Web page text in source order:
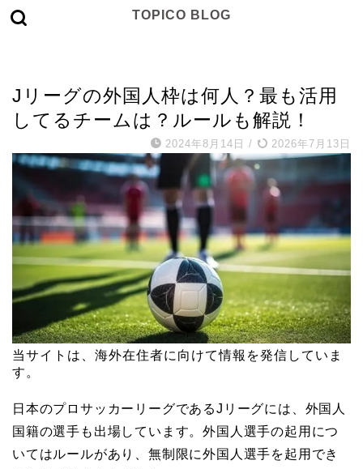
TOPICO BLOG
Jリーグの外国人枠は何人？最も活用
してるチームは？ルールも解説！
2024年8月14日 / 2026年7月13日
当サイトは、海外在住者に向けて情報を発信していま
す。
日本のプロサッカーリーグであるJリーグには、外国人
国籍の選手も出場しています。外国人選手の起用につ
いてはルールがあり、無制限に外国人選手を起用でき